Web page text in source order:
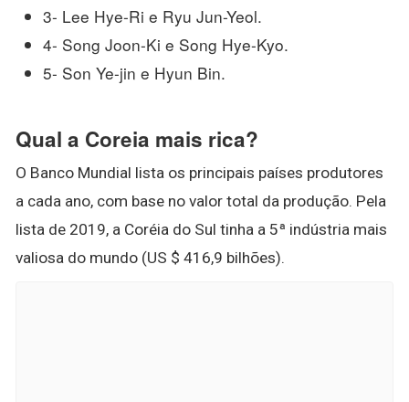
3- Lee Hye-Ri e Ryu Jun-Yeol.
4- Song Joon-Ki e Song Hye-Kyo.
5- Son Ye-jin e Hyun Bin.
Qual a Coreia mais rica?
O Banco Mundial lista os principais países produtores
a cada ano, com base no valor total da produção. Pela
lista de 2019, a Coréia do Sul tinha a 5ª indústria mais
valiosa do mundo (US $ 416,9 bilhões).